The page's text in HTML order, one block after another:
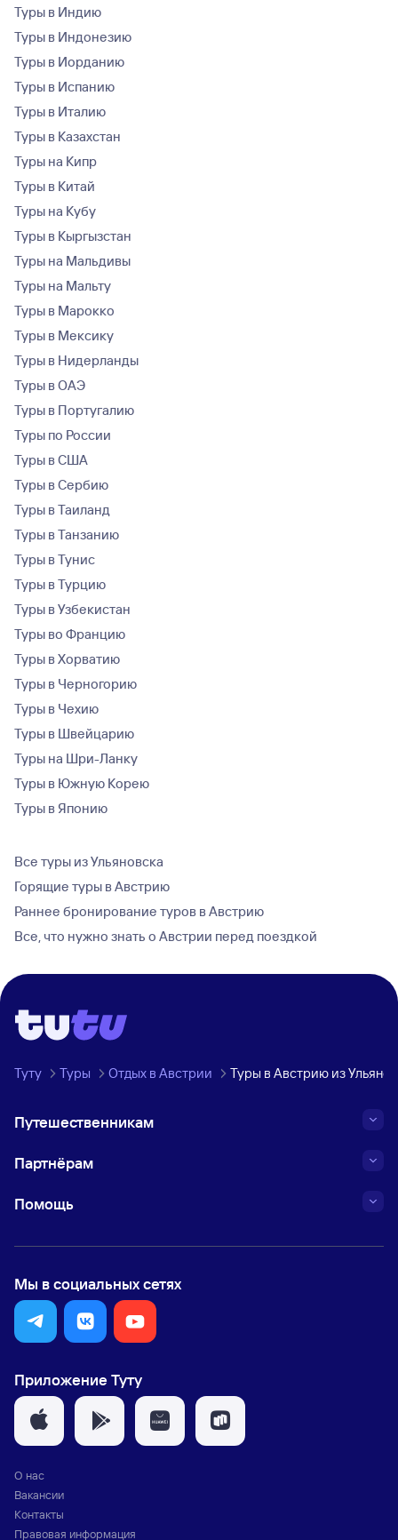
Туры в Индию
Туры в Индонезию
Туры в Иорданию
Туры в Испанию
Туры в Италию
Туры в Казахстан
Туры на Кипр
Туры в Китай
Туры на Кубу
Туры в Кыргызстан
Туры на Мальдивы
Туры на Мальту
Туры в Марокко
Туры в Мексику
Туры в Нидерланды
Туры в ОАЭ
Туры в Португалию
Туры по России
Туры в США
Туры в Сербию
Туры в Таиланд
Туры в Танзанию
Туры в Тунис
Туры в Турцию
Туры в Узбекистан
Туры во Францию
Туры в Хорватию
Туры в Черногорию
Туры в Чехию
Туры в Швейцарию
Туры на Шри-Ланку
Туры в Южную Корею
Туры в Японию
Все туры из Ульяновска
Горящие туры в Австрию
Раннее бронирование туров в Австрию
Все, что нужно знать о Австрии перед поездкой
Туту Туры Отдых в Австрии Туры в Австрию из
Путешественникам
Партнёрам
Помощь
Мы в социальных сетях
Приложение Туту
О нас
Вакансии
Контакты
Правовая информация